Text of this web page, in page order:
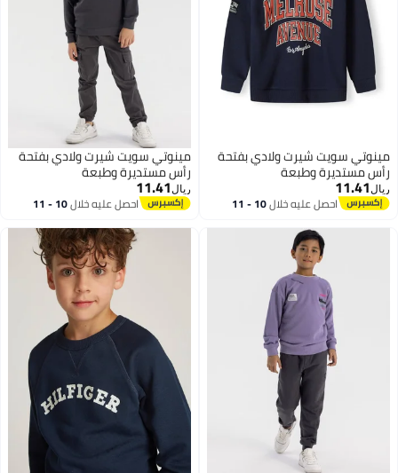
مينوتي سويت شيرت ولادي بفتحة
رأس مستديرة وطبعة
ريال11.41
احصل عليه خلال 10 - 11
مينوتي سويت شيرت ولادي بفتحة
رأس مستديرة وطبعة
ريال11.41
احصل عليه خلال 10 - 11